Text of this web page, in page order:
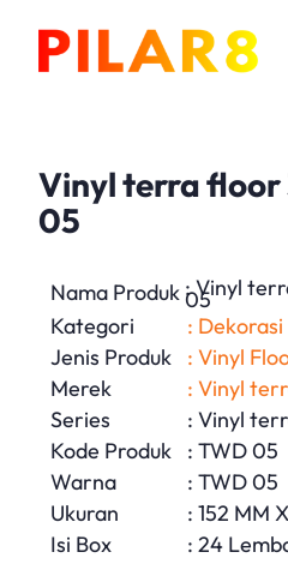
Vinyl terra floor
05
Nama Produk : Vinyl
05
Kategori
:
Jenis Produk
: Vinyl
Merek
: Vinyl
Series
: Vinyl
Kode Produk
: TWD 05
Warna
: TWD 05
Ukuran
: 152 MM
Isi Box
: 24